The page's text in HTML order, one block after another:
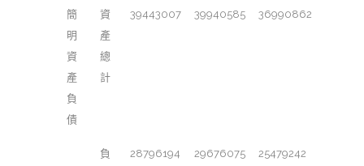
簡
明
資
產
負
債
資
產
總
計
39443007 39940585 36990862
負
28796194 29676075 25479242